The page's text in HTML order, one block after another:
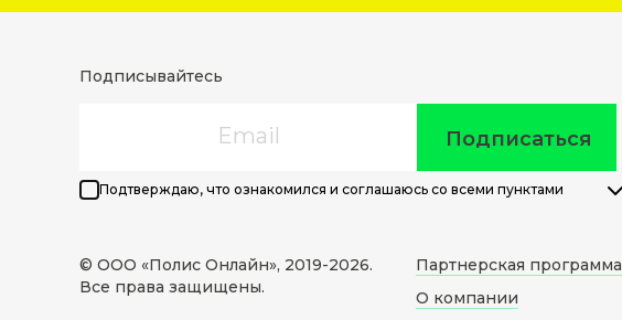
Подписывайтесь
Подписаться
Подтверждаю, что ознакомился и соглашаюсь со всеми пунктами
© ООО «Полис Онлайн», 2019-2026.
Все права защищены.
Партнерская программа
О компании